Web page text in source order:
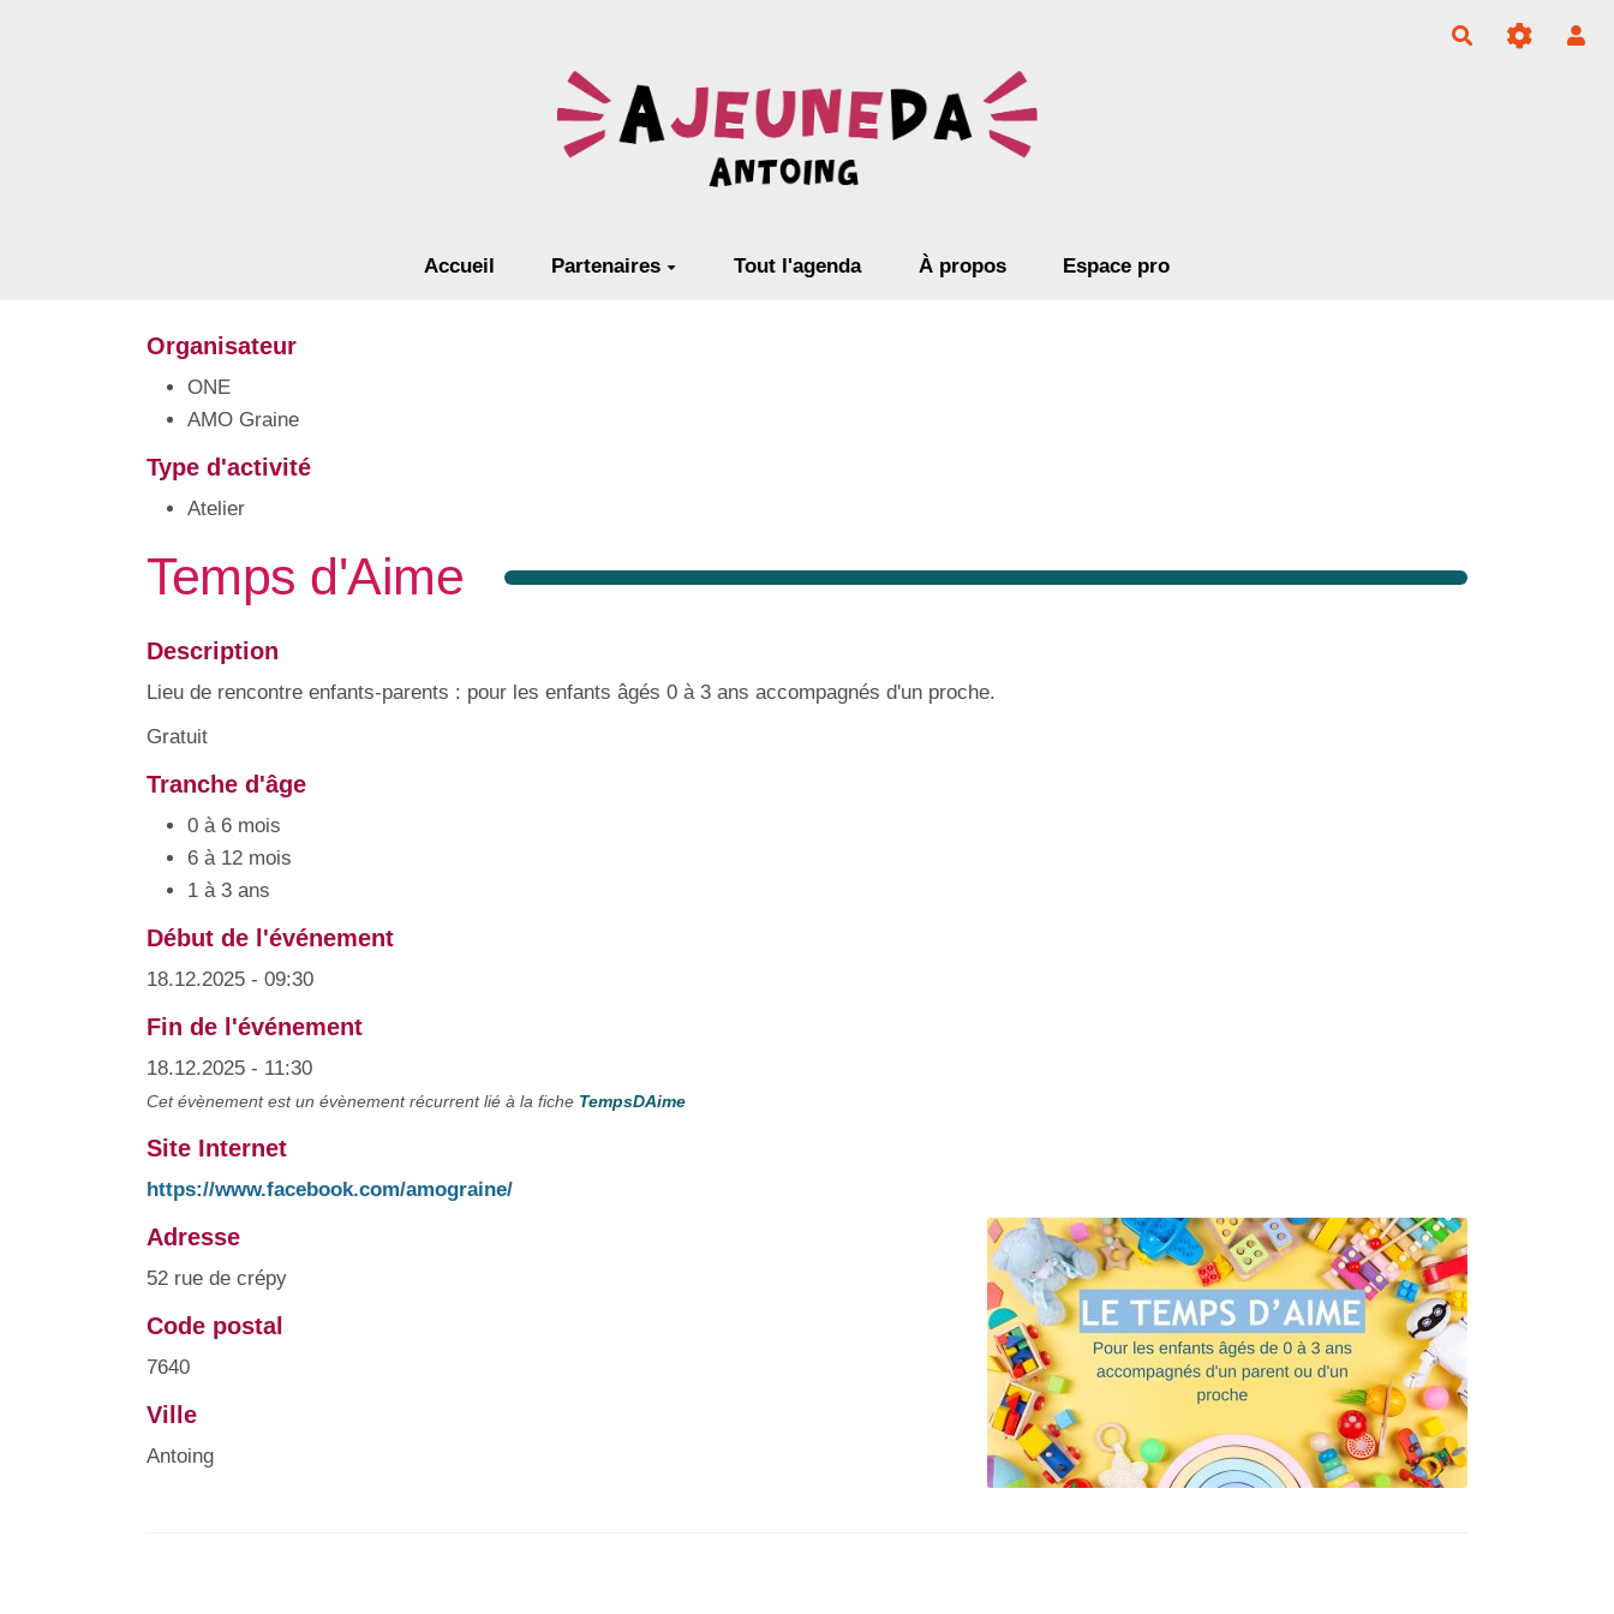
Accueil Partenaires Tout l'agenda À propos Espace pro
Rechercher
Organisateur
ONE
AMO Graine
Type d'activité
Atelier
Temps d'Aime
Description
Lieu de rencontre enfants-parents : pour les enfants âgés 0 à 3 ans accompagnés d'un proche.
Gratuit
Tranche d'âge
0 à 6 mois
6 à 12 mois
1 à 3 ans
Début de l'événement
18.12.2025 - 09:30
Fin de l'événement
18.12.2025 - 11:30
Cet évènement est un évènement récurrent lié à la fiche TempsDAime
Site Internet
https://www.facebook.com/amograine/
Adresse
52 rue de crépy
Code postal
7640
Ville
Antoing